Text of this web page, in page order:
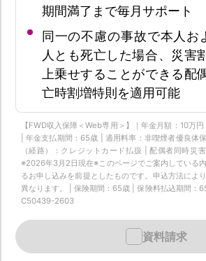
期間満了まで毎月サポート
同一の不慮の事故で本人お
人とも死亡した場合、災害
上乗せすることができる配
亡時割増特則を適用可能
【FWD収入保障＜Web専用＞】｜年金月額：10万
| 年金支払期間：65歳 | 適用料率：非喫煙者優良体
（経路）：クレジットカード払扱 | 配偶者同時災
※2026年3月2日現在※このページでご案内している
るお申し込みを前提としたものです。申込方法によ
異なります。 | 保険期間：65歳 | 保険料払込期間：
C50439-2603
資料請求